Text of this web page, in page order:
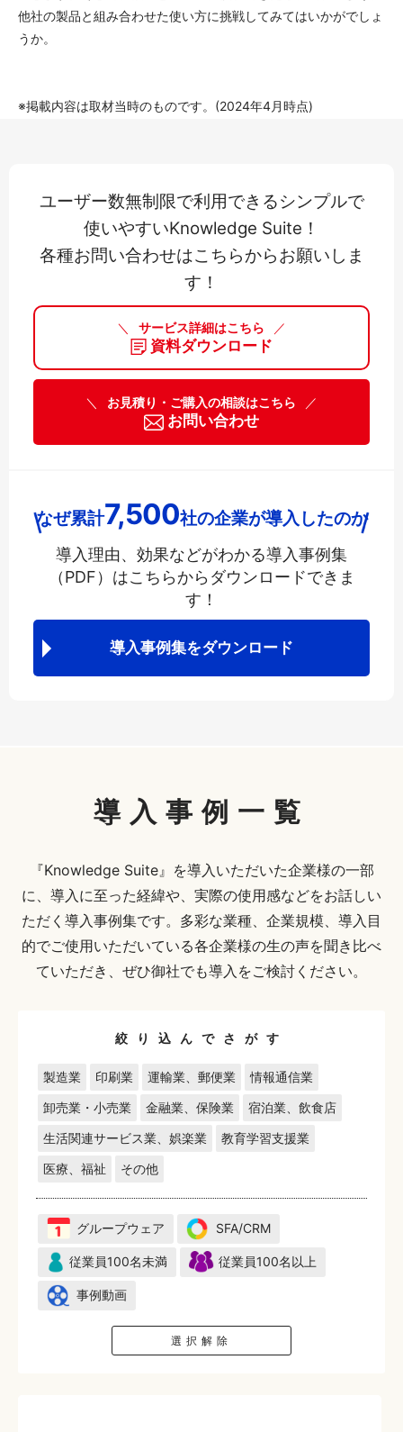
他社の製品と組み合わせた使い方に挑戦してみてはいかがでしょ
うか。
※掲載内容は取材当時のものです。(2024年4月時点)
ユーザー数無制限で利用できるシンプルで
使いやすいKnowledge Suite！
各種お問い合わせはこちらからお願いしま
す！
＼ サービス詳細はこちら ／
資料ダウンロード
＼ お見積り・ご購入の相談はこちら ／
お問い合わせ
なぜ累計7,500社の企業が導入したのか
導入理由、効果などがわかる導入事例集
（PDF）はこちらからダウンロードできま
す！
導入事例集をダウンロード
導入事例一覧
『Knowledge Suite』を導入いただいた企業様の一部
に、導入に至った経緯や、実際の使用感などをお話しい
ただく導入事例集です。多彩な業種、企業規模、導入目
的でご使用いただいている各企業様の生の声を聞き比べ
ていただき、ぜひ御社でも導入をご検討ください。
絞り込んでさがす
製造業 印刷業 運輸業、郵便業
情報通信業
卸売業・小売業
金融業、保険業
宿泊業、飲食店
生活関連サービス業、娯楽業
教育学習支援業
医療、福祉
その他
グループウェア SFA/CRM
従業員100名未満 従業員100名以上
事例動画
選択解除